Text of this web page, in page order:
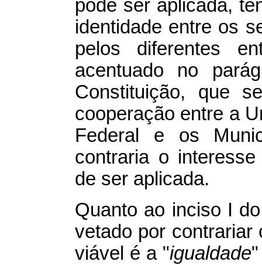
pode ser aplicada,
identidade entre os
pelos diferentes
acentuado no
Constituição, que
cooperação entre a
Federal e os
contraria o
de ser aplicada.
Quanto ao inciso I
vetado por contrariar
viável é a "igualdade